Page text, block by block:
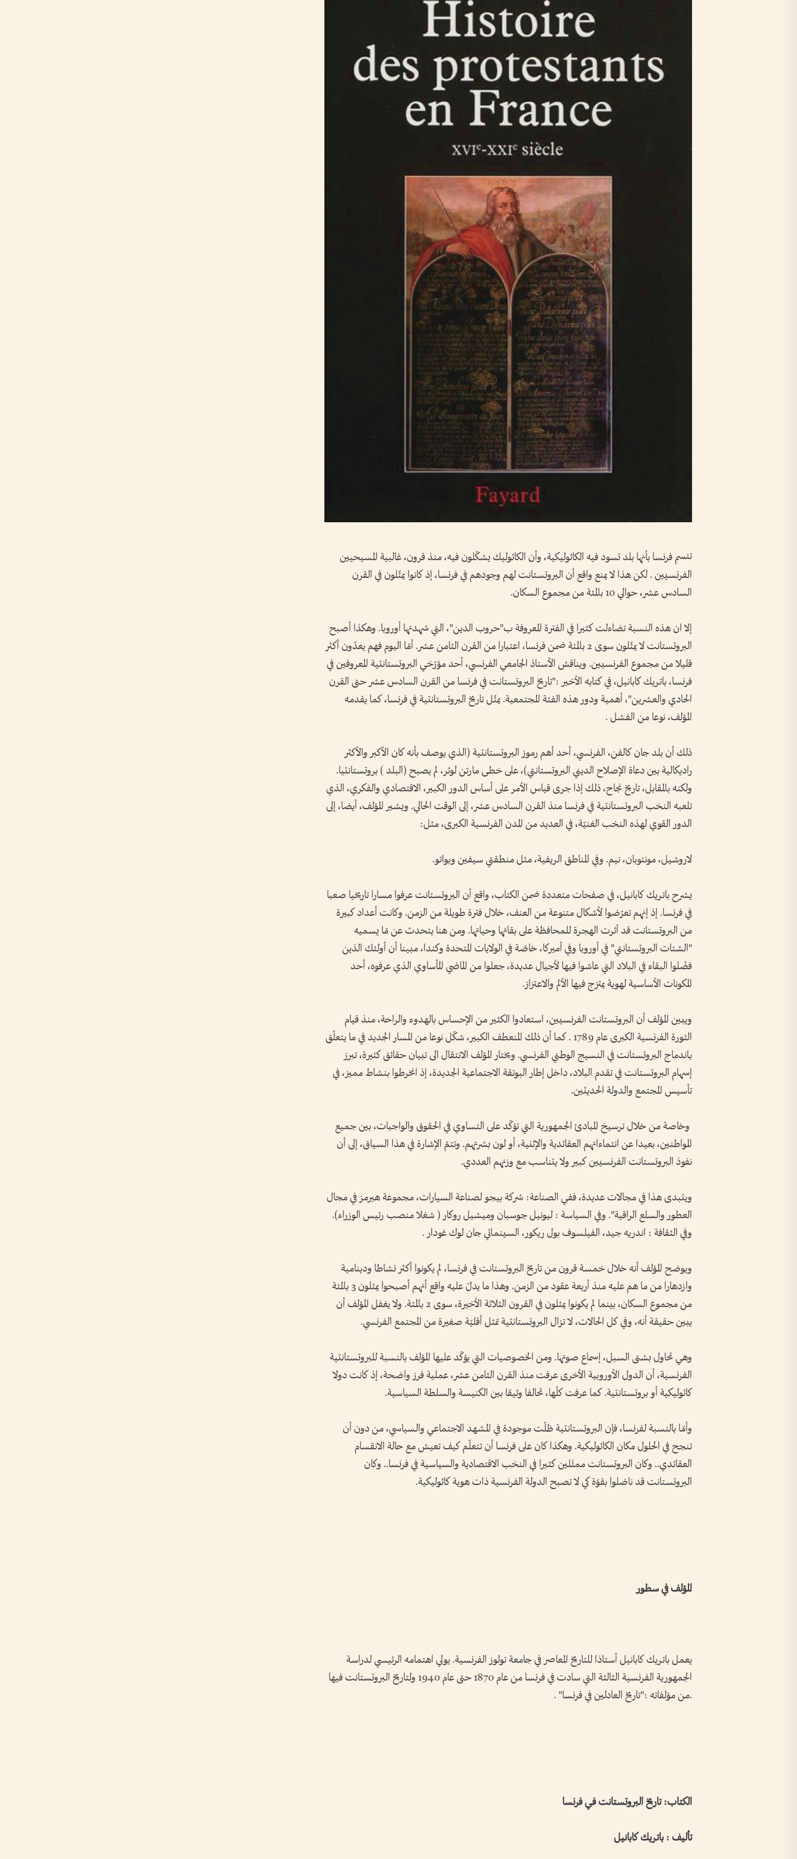
تتسم فرنسا بأنها بلد تسود فيه الكاثوليكية، وأن الكاثوليك يشكّلون فيه، منذ قرون، غالبية المسيحيين
الفرنسيين . لكن هذا لا يمنع واقع أن البروتستانت لهم وجودهم في فرنسا، إذ كانوا يمثّلون في القرن
السادس عشر، حوالي 10 بالمئة من مجموع السكان.
إلا ان هذه النسبة تضاءلت كثيرا في الفترة المعروفة ب"حروب الدين"، التي شهدتها أوروبا. وهكذا أصبح
البروتستانت لا يمثّلون سوى 2 بالمئة ضمن فرنسا، اعتبارا من القرن الثامن عشر. أمّا اليوم فهم يعدّون أكثر
قليلا من مجموع الفرنسيين. ويناقش الأستاذ الجامعي الفرنسي، أحد مؤرّخي البروتستانتية المعروفين في
فرنسا، باتريك كابانيل، في كتابه الأخير :"تاريخ البروتستانت في فرنسا من القرن السادس عشر حتى القرن
الحادي والعشرين"، أهمية ودور هذه الفئة المجتمعية. يمثّل تاريخ البروتستانتية في فرنسا، كما يقدمه
المؤلف، نوعا من الفشل .
ذلك أن بلد جان كالفن، الفرنسي، أحد أهم رموز البروتستانتية (الذي يوصف بأنه كان الأكبر والأكثر
راديكالية بين دعاة الإصلاح الديني البروتستانتي)، على خطى مارتن لوثر، لم يصبح (البلد ) بروتستانتيا.
ولكنه بالمقابل، تاريخ نجاح، ذلك إذا جرى قياس الأمر على أساس الدور الكبير، الاقتصادي والفكري، الذي
تلعبه النخب البروتستانتية في فرنسا منذ القرن السادس عشر، إلى الوقت الحالي. ويشير المؤلف، أيضا، إلى
الدور القوي لهذه النخب الغنيّة، في العديد من المدن الفرنسية الكبرى، مثل:
لاروشيل، مونتوبان، نيم. وفي المناطق الريفية، مثل منطقتي سيفين وبواتو.
يشرح باتريك كابانيل، في صفحات متعددة ضمن الكتاب، واقع أن البروتستانت عرفوا مسارا تاريخيا صعبا
في فرنسا. إذ إنهم تعرّضوا لأشكال متنوعة من العنف، خلال فترة طويلة من الزمن. وكانت أعداد كبيرة
من البروتستانت قد آثرت الهجرة للمحافظة على بقائها وحياتها. ومن هنا يتحدث عن مّا يسميه
"الشتات البروتستانتي" في أوروبا وفي أميركا، خاصّة في الولايات المتحدة وكندا، مبينا أن أولئك الذين
فضّلوا البقاء في البلاد التي عاشوا فيها لأجيال عديدة، جعلوا من الماضي المأساوي الذي عرفوه، أحد
المكونات الأساسية لهوية يمتزج فيها الألم والاعتزاز.
ويبين المؤلف أن البروتستانت الفرنسيين، استعادوا الكثير من الإحساس بالهدوء والراحة، منذ قيام
الثورة الفرنسية الكبرى عام 1789 . كما أن ذلك المنعطف الكبير، شكّل نوعا من المسار الجديد في ما يتعلّق
بـاندماج البروتستانت في النسيج الوطني الفرنسي. ويختار المؤلف الانتقال الى تبيان حقائق كثيرة، تبرز
إسهام البروتستانت في تقدم البلاد، داخل إطار البوتقة الاجتماعية الجديدة، إذ انخرطوا بنشاط مميز، في
تأسيس المجتمع والدولة الحديثين.
وخاصة من خلال ترسيخ المبادئ الجمهورية التي تؤكّد على التساوي في الحقوق والواجبات، بين جميع
المواطنين، بعيدا عن انتماءاتهم العقائدية والإثنية، أو لون بشرتهم. وتتمّ الإشارة في هذا السياق، إلى أن
نفوذ البروتستانت الفرنسيين كبير ولا يتناسب مع وزنهم العددي.
ويتبدى هذا في مجالات عديدة، ففي الصناعة: شركة بيجو لصناعة السيارات، مجموعة هيرمز في مجال
العطور والسلع الراقية". وفي السياسة : ليونيل جوسبان وميشيل روكار ( شغلا منصب رئيس الوزراء).
وفي الثقافة : اندريه جيد، الفيلسوف بول ريكور، السينمائي جان لوك غودار .
ويوضح المؤلف أنه خلال خمسة قرون من تاريخ البروتستانت في فرنسا، لم يكونوا أكثر نشاطا ودينامية
وازدهارا من ما هم عليه منذ أربعة عقود من الزمن. وهذا ما يدلّ عليه واقع أنهم أصبحوا يمثلون 3 بالمئة
من مجموع السكان، بينما لم يكونوا يمثلون في القرون الثلاثة الأخيرة، سوى 2 بالمئة. ولا يغفل المؤلف أن
يبين حقيقة أنه، وفي كل الحالات، لا تزال البروتستانتية تمثل أقليّة صغيرة من المجتمع الفرنسي.
وهي تحاول بشتى السبل، إسماع صوتها. ومن الخصوصيات التي يؤكّد عليها المؤلف بالنسبة للبروتستانتية
الفرنسية، أن الدول الأوروبية الأخرى عرفت منذ القرن الثامن عشر، عملية فرز واضحة، إذ كانت دولا
كاثوليكية أو بروتستانتية. كما عرفت كلّها، تحالفا وثيقا بين الكنيسة والسلطة السياسية.
وأمّا بالنسبة لفرنسا، فإن البروتستانتية ظلّت موجودة في المشهد الاجتماعي والسياسي، من دون أن
تنجح في الحلول مكان الكاثوليكية. وهكذا كان على فرنسا أن تتعلّم كيف تعيش مع حالة الانقسام
العقائدي.. وكان البروتستانت ممثَلين كثيرا في النخب الاقتصادية والسياسية في فرنسا.. وكان
البروتستانت قد ناضلوا بقوّة كي لا تصبح الدولة الفرنسية ذات هوية كاثوليكية.
المؤلف في سطور
يعمل باتريك كابانيل أستاذا للتاريخ المعاصر في جامعة تولوز الفرنسية. يولي اهتمامه الرئيسي لدراسة
الجمهورية الفرنسية الثالثة التي سادت في فرنسا من عام 1870 حتى عام 1940 ولتاريخ البروتستانت فيها
.من مؤلفاته :"تاريخ العادلين في فرنسا" .
الكتاب: تاريخ البروتستانت فـي فرنسا
تأليف : باتريك كابانيل